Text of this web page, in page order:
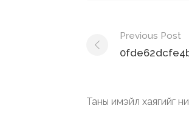
Post
navigation
Previous Post
Таны имэйл хаягийг